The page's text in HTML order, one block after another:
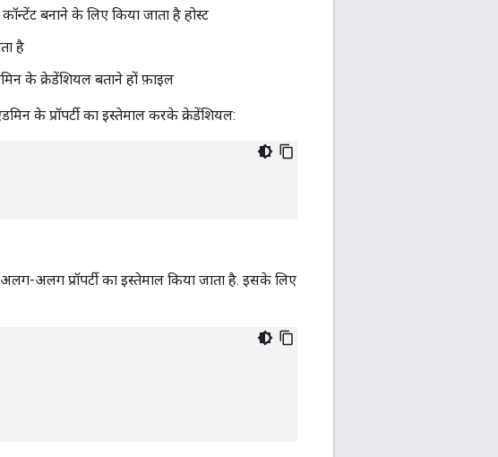
बनाने के लिए किया जाता है होस्ट
है
के क्रेडेंशियल बताने हों फ़ाइल
के प्रॉपर्टी का इस्तेमाल करके क्रेडेंशियल:
अलग प्रॉपर्टी का इस्तेमाल किया जाता है. इसके लिए